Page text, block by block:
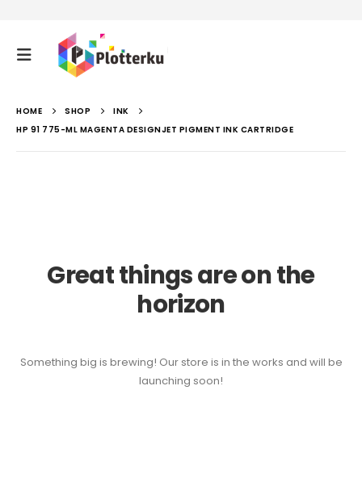
HOME SHOP
INK
HP 91 775-ML MAGENTA DESIGNJET PIGMENT INK CARTRIDGE
Great things are on the
horizon
Something big is brewing! Our store is in the works and will be
launching soon!